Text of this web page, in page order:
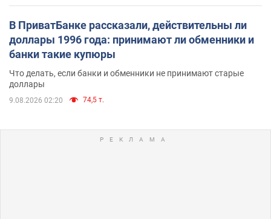
В ПриватБанке рассказали, действительны ли
доллары 1996 года: принимают ли обменники и
банки такие купюры
Что делать, если банки и обменники не принимают старые
доллары
9.08.2026 02:20 74,5 т.